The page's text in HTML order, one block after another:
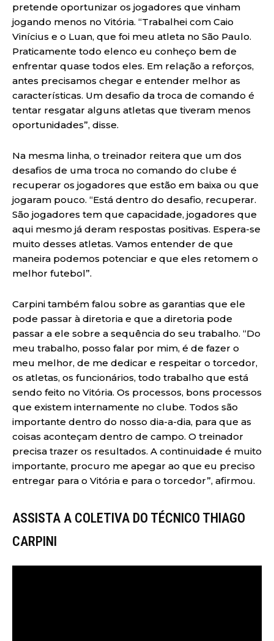
pretende oportunizar os jogadores que vinham
jogando menos no Vitória. “Trabalhei com Caio
Vinícius e o Luan, que foi meu atleta no São Paulo.
Praticamente todo elenco eu conheço bem de
enfrentar quase todos eles. Em relação a reforços,
antes precisamos chegar e entender melhor as
características. Um desafio da troca de comando é
tentar resgatar alguns atletas que tiveram menos
oportunidades”, disse.
Na mesma linha, o treinador reitera que um dos
desafios de uma troca no comando do clube é
recuperar os jogadores que estão em baixa ou que
jogaram pouco. “Está dentro do desafio, recuperar.
São jogadores tem que capacidade, jogadores que
aqui mesmo já deram respostas positivas. Espera-se
muito desses atletas. Vamos entender de que
maneira podemos potenciar e que eles retomem o
melhor futebol”.
Carpini também falou sobre as garantias que ele
pode passar à diretoria e que a diretoria pode
passar a ele sobre a sequência do seu trabalho. “Do
meu trabalho, posso falar por mim, é de fazer o
meu melhor, de me dedicar e respeitar o torcedor,
os atletas, os funcionários, todo trabalho que está
sendo feito no Vitória. Os processos, bons processos
que existem internamente no clube. Todos são
importante dentro do nosso dia-a-dia, para que as
coisas aconteçam dentro de campo. O treinador
precisa trazer os resultados. A continuidade é muito
importante, procuro me apegar ao que eu preciso
entregar para o Vitória e para o torcedor”, afirmou.
ASSISTA A COLETIVA DO TÉCNICO THIAGO
CARPINI